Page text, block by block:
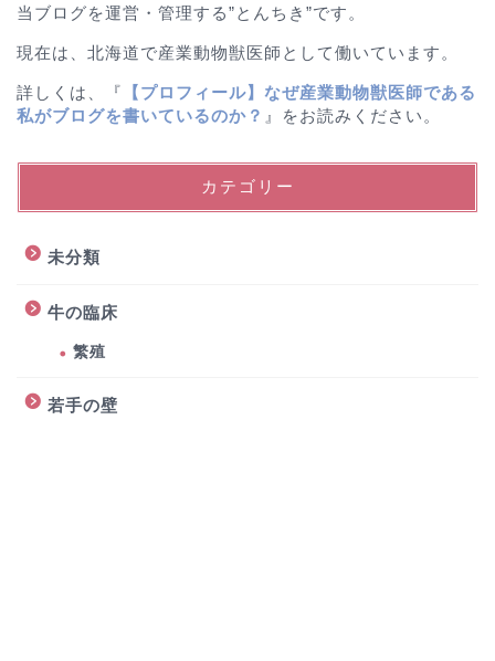
当ブログを運営・管理する”とんちき”です。
現在は、北海道で産業動物獣医師として働いています。
詳しくは、『
【プロフィール】なぜ産業動物獣医師である
私がブログを書いているのか？ 』をお読みください。
カテゴリー
未分類
牛の臨床
繁殖
若手の壁